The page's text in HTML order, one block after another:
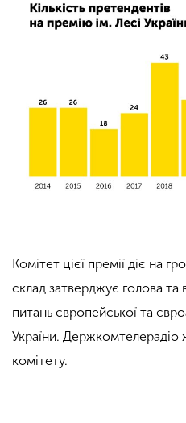
Комітет цієї премії діє на
склад затверджує голова та
питань європейської та
України. Держкомтелерадіо
комітету.